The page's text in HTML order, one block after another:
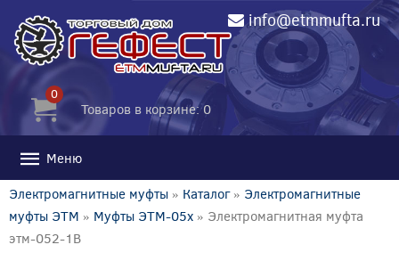
info@etmmufta.ru
0
Товаров в корзине: 0
Меню
Электромагнитные муфты » Каталог» Электромагнитные
муфты ЭТМ » Муфты ЭТМ-05x » Электромагнитная муфта
этм-052-1В